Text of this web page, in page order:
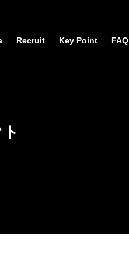
Recruit Key Point FAQ